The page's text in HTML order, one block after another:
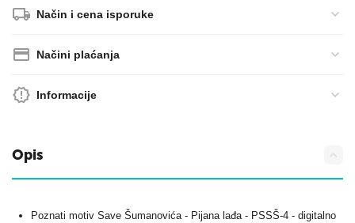
Način i cena isporuke
Načini plaćanja
Informacije
Opis
Poznati motiv Save Šumanovića - Pijana lađa - PSSŠ-4 - digitalno